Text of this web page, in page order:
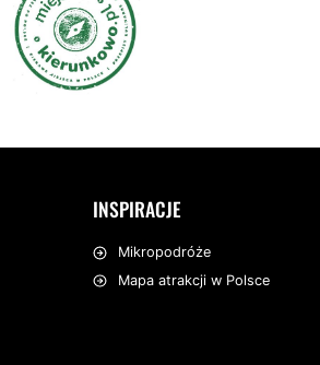
INSPIRACJE
Mikropodróże
Mapa atrakcji w Polsce